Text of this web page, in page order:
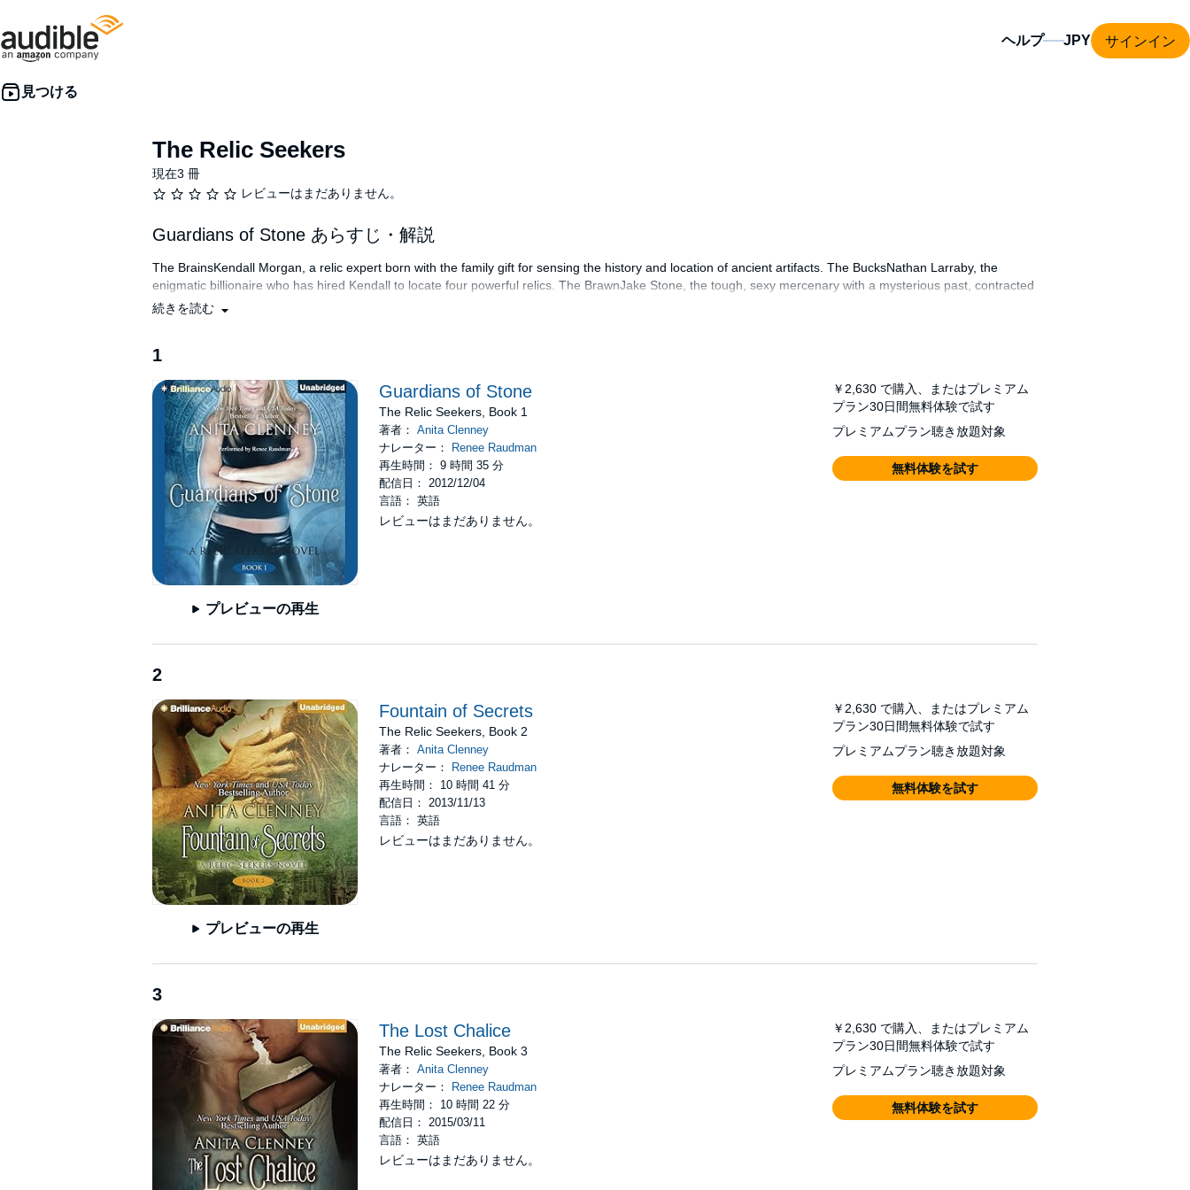
ヘルプ サインイン
The Relic Seekers
現在3 冊
レビューはまだありません。
Guardians of Stone あらすじ・解説
The BrainsKendall Morgan, a relic expert born with the family gift for sensing the history and location of ancient artifacts. The BucksNathan Larraby, the
enigmatic billionaire who has hired Kendall to locate four powerful relics. The BrawnJake Stone, the tough, sexy mercenary with a mysterious past, contracted
to protect Kendall.
Nathan - is making it hard to stay focused, and none of them can afford the distraction. Because there’s someone else hunting the relics, someone who will
©2012 Anita Clenney (P)2012 Brilliance Audio, Inc.
続きを読む
1
プレビューの再生
Guardians of Stone
The Relic Seekers, Book 1
著者： Anita Clenney
ナレーター：
Renee Raudman
再生時間： 9 時間 35 分
配信日： 2012/12/04
言語： 英語
レビューはまだありません。
￥2,630 で購入、またはプレミアム
プラン30日間無料体験で試す
プレミアムプラン聴き放題対象
無料体験を試す
2
プレビューの再生
Fountain of Secrets
The Relic Seekers, Book 2
著者： Anita Clenney
ナレーター：
Renee Raudman
再生時間： 10 時間 41 分
配信日： 2013/11/13
言語： 英語
レビューはまだありません。
￥2,630 で購入、またはプレミアム
プラン30日間無料体験で試す
プレミアムプラン聴き放題対象
無料体験を試す
3
The Lost Chalice
The Relic Seekers, Book 3
著者： Anita Clenney
ナレーター：
Renee Raudman
再生時間： 10 時間 22 分
配信日： 2015/03/11
言語： 英語
レビューはまだありません。
￥2,630 で購入、またはプレミアム
プラン30日間無料体験で試す
プレミアムプラン聴き放題対象
無料体験を試す